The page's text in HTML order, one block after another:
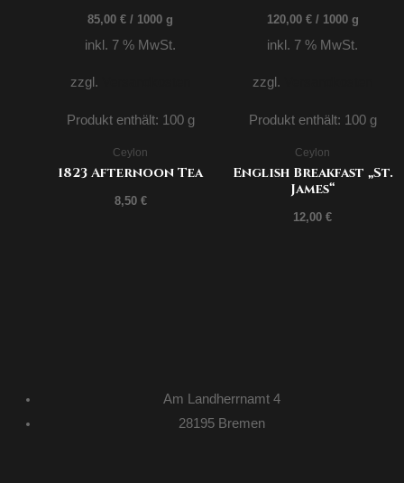
85,00€ / 1000 g
inkl. 7 % MwSt.
zzgl.
Produkt enthält: 100 g
Ceylon
1823 Afternoon Tea
8,50 €
120,00 €/ 1000 g
inkl. 7 % MwSt.
zzgl.
Produkt enthält: 100 g
Ceylon
English Breakfast „St.
James“
12,00€
Am Landherrnamt 4
28195 Bremen